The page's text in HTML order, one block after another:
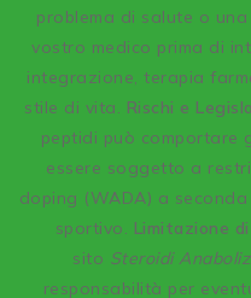
problema di salute o
vostro medico prima di
integrazione, terapia
stile di vita. Rischi e
peptidi può comportare
essere soggetto a
doping (WADA) a
sportivo. Limitazione
sito Steroidi
responsabilità per